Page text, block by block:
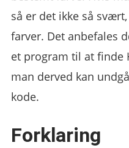
så er det ikke så
farver. Det anbefales
et program til at finde
man derved kan
kode.
Forklaring